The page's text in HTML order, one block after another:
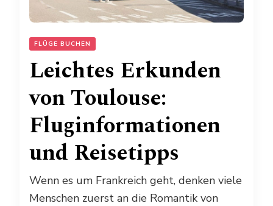
FLÜGE BUCHEN
Leichtes Erkunden
von Toulouse:
Fluginformationen
und Reisetipps
Wenn es um Frankreich geht, denken viele
Menschen zuerst an die Romantik von